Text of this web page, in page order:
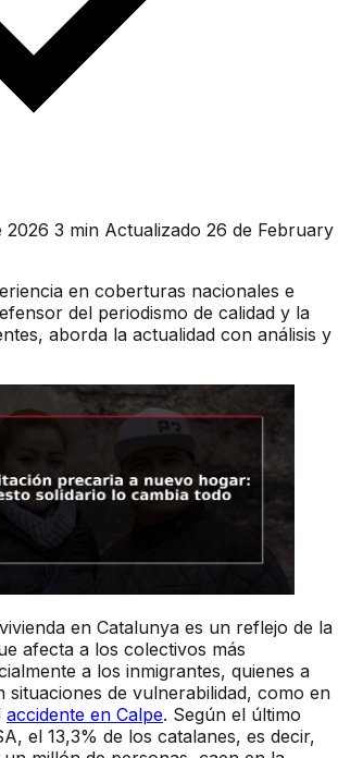
2026 3 min Actualizado 26 de February
en coberturas nacionales e
del periodismo de calidad y la
aborda la actualidad con análisis y
en Catalunya es un reflejo de la
afecta a los colectivos más
a los inmigrantes, quienes a
situaciones de vulnerabilidad, como en
accidente en Calpe. Según el último
el 13,3% de los catalanes, es decir,